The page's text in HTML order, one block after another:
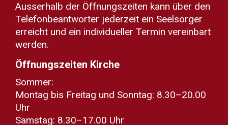
Ausserhalb der Öffnungszeiten kann über den
Telefonbeantworter jederzeit ein Seelsorger
erreicht und ein individueller Termin vereinbart
werden.
Öffnungszeiten Kirche
Sommer:
Montag bis Freitag und Sonntag: 8.30–20.00
Uhr
Samstag: 8.30–17.00 Uhr